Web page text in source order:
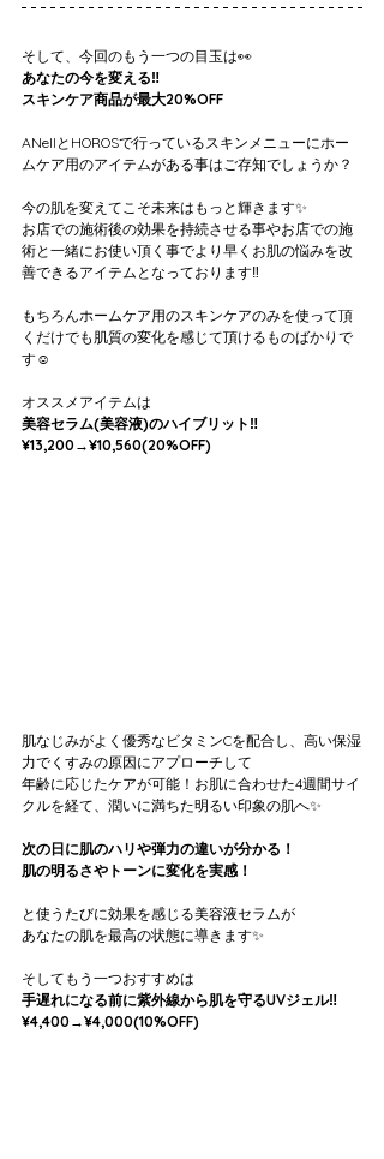
そして、今回のもう一つの目玉は👀
あなたの今を変える‼️
スキンケア商品が最大20%OFF
ANellとHOROSで行っているスキンメニューにホー
ムケア用のアイテムがある事はご存知でしょうか？
今の肌を変えてこそ未来はもっと輝きます✨
お店での施術後の効果を持続させる事やお店での施
術と一緒にお使い頂く事でより早くお肌の悩みを改
善できるアイテムとなっております‼️
もちろんホームケア用のスキンケアのみを使って頂
くだけでも肌質の変化を感じて頂けるものばかりで
す☺️
オススメアイテムは
美容セラム(美容液)のハイブリット‼️
¥13,200→¥10,560(20%OFF)
肌なじみがよく優秀なビタミンCを配合し、高い保湿
力でくすみの原因にアプローチして
年齢に応じたケアが可能！お肌に合わせた4週間サイ
クルを経て、潤いに満ちた明るい印象の肌へ✨
次の日に肌のハリや弾力の違いが分かる！
肌の明るさやトーンに変化を実感！
と使うたびに効果を感じる美容液セラムが
あなたの肌を最高の状態に導きます✨
そしてもう一つおすすめは
手遅れになる前に紫外線から肌を守るUVジェル‼️
¥4,400→¥4,000(10%OFF)